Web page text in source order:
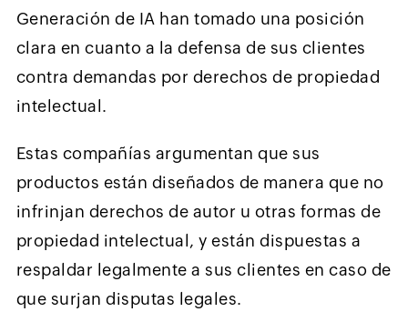
Generación de IA han tomado una posición
clara en cuanto a la defensa de sus clientes
contra demandas por derechos de propiedad
intelectual.
Estas compañías argumentan que sus
productos están diseñados de manera que no
infrinjan derechos de autor u otras formas de
propiedad intelectual, y están dispuestas a
respaldar legalmente a sus clientes en caso de
que surjan disputas legales.